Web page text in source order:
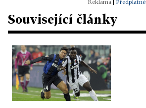
Související články